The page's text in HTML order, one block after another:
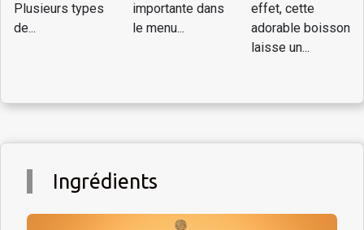
Plusieurs types
de...
importante dans
le menu...
effet, cette
adorable boisson
laisse un...
Ingrédients